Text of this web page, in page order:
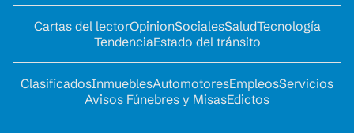
Cartas del lectorOpinionSocialesSaludTecnología
TendenciaEstado del tránsito
ClasificadosInmueblesAutomotoresEmpleosServicios
Avisos Fúnebres y MisasEdictos